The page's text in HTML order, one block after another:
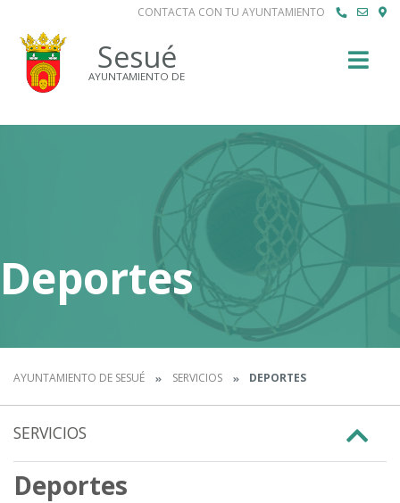
CONTACTA CON TU AYUNTAMIENTO
Sesué
AYUNTAMIENTO DE
Deportes
AYUNTAMIENTO DE SESUÉ SERVICIOS DEPORTES
SERVICIOS
Deportes